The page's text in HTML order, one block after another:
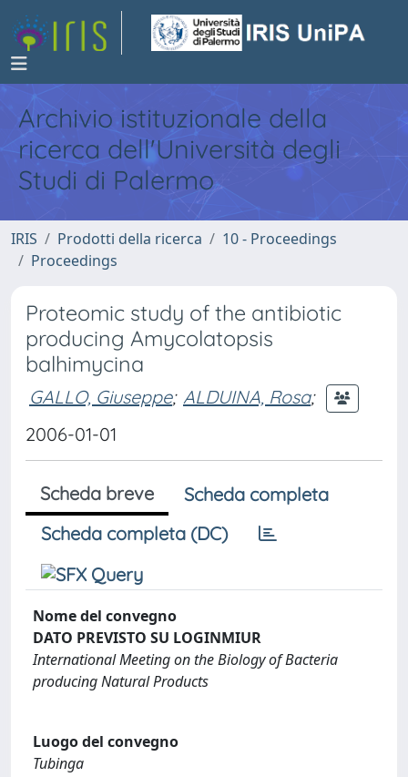
Archivio istituzionale della
ricerca dell'Università degli
Studi di Palermo
IRIS Prodotti della ricerca
10 - Proceedings
Proceedings
Proteomic study of the antibiotic
producing Amycolatopsis
balhimycina
GALLO, Giuseppe; ALDUINA, Rosa;
2006-01-01
Scheda breve
Scheda completa
Scheda completa (DC)
Nome del convegno
DATO PREVISTO SU LOGINMIUR
International Meeting on the Biology of Bacteria
producing Natural Products
Luogo del convegno
Tubinga